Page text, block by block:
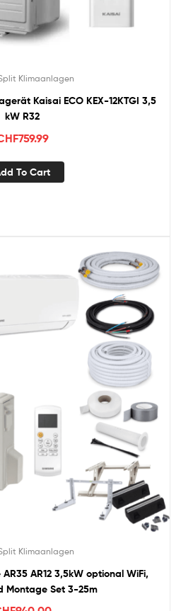
Klimaanlagen
Kaisai ECO KEX-12KTGI 3,5
kW R32
759.99
To Cart
Klimaanlagen
AR12 3,5kW optional WiFi,
Montage Set 3-25m